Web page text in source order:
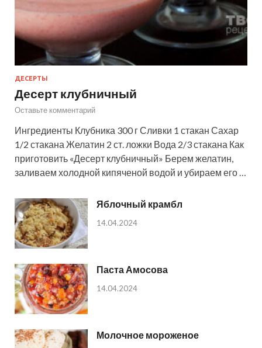
ДЕСЕРТЫ
Десерт клубничный
Оставьте комментарий
Ингредиенты Клубника 300 г Сливки 1 стакан Сахар
1/2 стакана Желатин 2 ст. ложки Вода 2/3 стакана Как
приготовить «Десерт клубничный» Берем желатин,
заливаем холодной кипяченой водой и убираем его …
Яблочный крамбл
14.04.2024
Паста Амосова
14.04.2024
Молочное мороженое